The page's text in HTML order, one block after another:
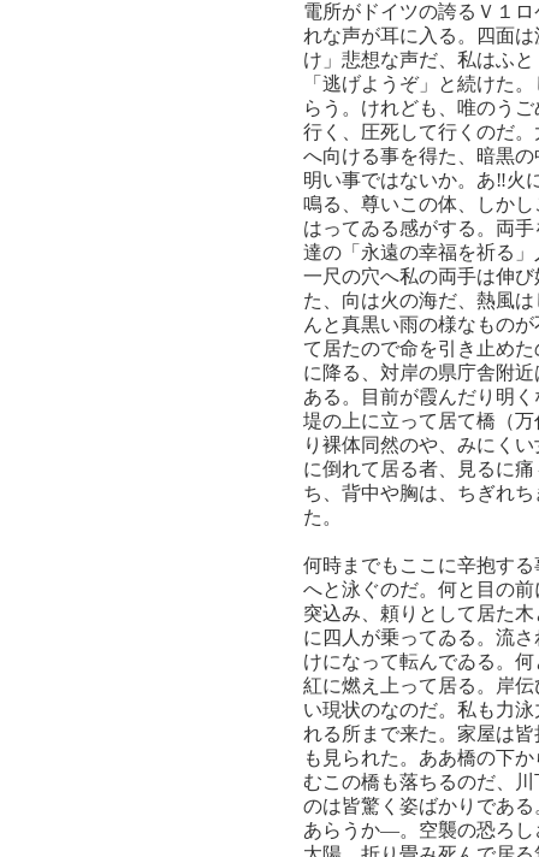
電所がドイツの誇るＶ１
れな声が耳に入る。四面
け」悲想な声だ、私はふ
「逃げようぞ」と続けた
らう。けれども、唯のう
行く、圧死して行くのだ
へ向ける事を得た、暗黒
明い事ではないか。あ‼火
鳴る、尊いこの体、しか
はってゐる感がする。両
達の「永遠の幸福を祈る
一尺の穴へ私の両手は伸
た、向は火の海だ、熱風
んと真黒い雨の様なもの
て居たので命を引き止め
に降る、対岸の県庁舎附
ある。目前が霞んだり明
堤の上に立って居て橋（
り裸体同然のや、みにく
に倒れて居る者、見るに
ち、背中や胸は、ちぎれ
た。
何時までもここに辛抱す
へと泳ぐのだ。何と目の
突込み、頼りとして居た
に四人が乗ってゐる。流
けになって転んでゐる。
紅に燃え上って居る。岸
い現状のなのだ。私も力
れる所まで来た。家屋は
も見られた。ああ橋の下
むこの橋も落ちるのだ、
のは皆驚く姿ばかりであ
あらうか―。空襲の恐ろし